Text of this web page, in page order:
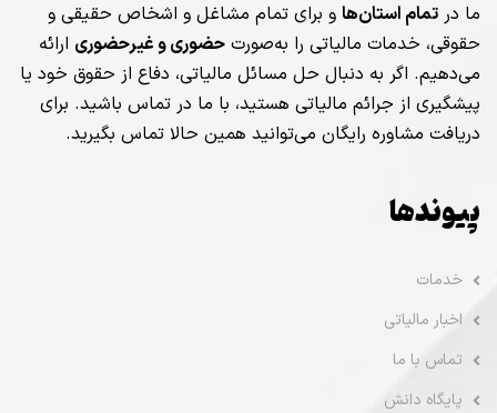
ما در تمام استان‌ها و برای تمام مشاغل و اشخاص حقیقی و
حقوقی، خدمات مالیاتی را به‌صورت حضوری و غیرحضوری ارائه
می‌دهیم. اگر به دنبال حل مسائل مالیاتی، دفاع از حقوق خود یا
پیشگیری از جرائم مالیاتی هستید، با ما در تماس باشید. برای
دریافت مشاوره رایگان می‌توانید همین حالا تماس بگیرید.
پیوندها
خدمات
اخبار مالیاتی
تماس با ما
پایگاه دانش